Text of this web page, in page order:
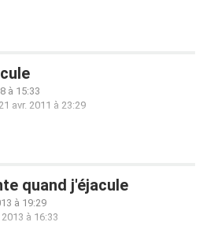
à 15:33
21 avr. 2011 à 23:29
quand j'éjacule
à 19:29
à 16:33